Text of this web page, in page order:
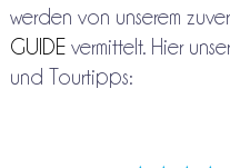
werden von unserem
GUIDEvermittelt. Hier
und Tourtipps: